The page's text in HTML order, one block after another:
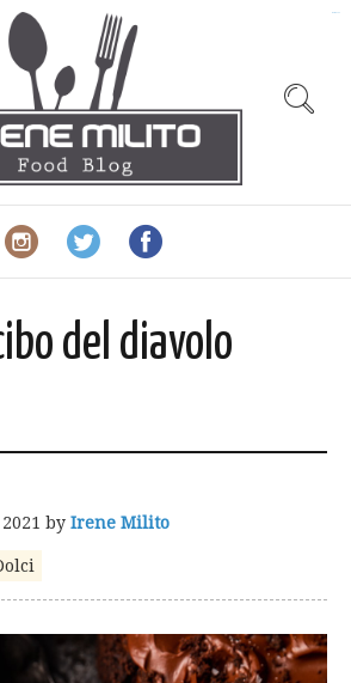
del diavolo
by Irene Milito